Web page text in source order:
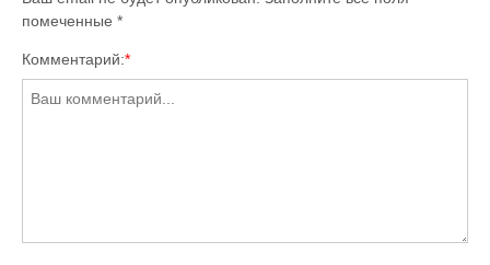
помеченные *
Комментарий:*